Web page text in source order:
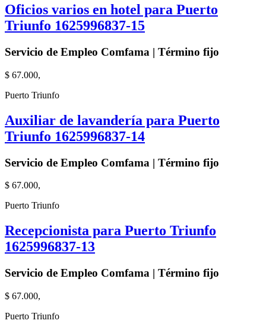
Oficios varios en hotel para Puerto
Triunfo 1625996837-15
Servicio de Empleo Comfama | Término fijo
$ 67.000,
Puerto Triunfo
Auxiliar de lavandería para Puerto
Triunfo 1625996837-14
Servicio de Empleo Comfama | Término fijo
$ 67.000,
Puerto Triunfo
Recepcionista para Puerto Triunfo
1625996837-13
Servicio de Empleo Comfama | Término fijo
$ 67.000,
Puerto Triunfo